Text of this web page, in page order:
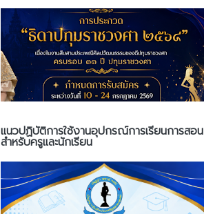
แนวปฏิบัติการใช้งานอุปกรณ์การเรียนการสอน
สำหรับครูและนักเรียน